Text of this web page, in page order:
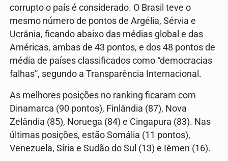
corrupto o país é considerado. O Brasil teve o
mesmo número de pontos de Argélia, Sérvia e
Ucrânia, ficando abaixo das médias global e das
Américas, ambas de 43 pontos, e dos 48 pontos de
média de países classificados como “democracias
falhas”, segundo a Transparência Internacional.
As melhores posições no ranking ficaram com
Dinamarca (90 pontos), Finlândia (87), Nova
Zelândia (85), Noruega (84) e Cingapura (83). Nas
últimas posições, estão Somália (11 pontos),
Venezuela, Síria e Sudão do Sul (13) e Iêmen (16).